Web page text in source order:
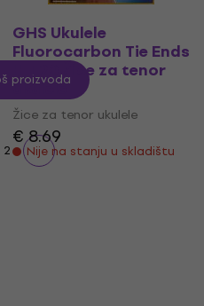
GHS Ukulele
Fluorocarbon Tie Ends
H-T20 Žice za tenor
ukulele
Žice za tenor ukulele
€ 8.69
Nije na stanju u skladištu
proizvoda
2